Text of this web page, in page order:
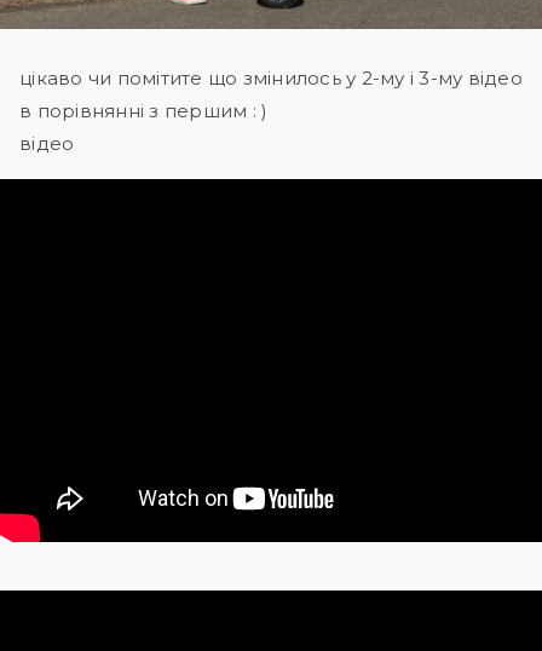
цікаво чи помітите що змінилось у 2-му і 3-му відео
в порівнянні з першим : )
відео